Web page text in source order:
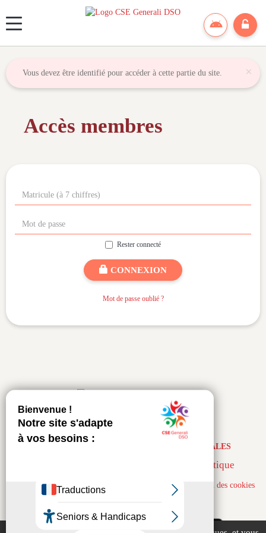
×
Vous devez être identifié pour accéder à cette partie du site.
Accès membres
Rester connecté
CONNEXION
Mot de passe oublié ?
MENTIONS LÉGALES
DIP & ACL Informatique
10 visiteurs actuellement - Page générée en 0.213s - Gestion des cookies
Panneau de gestion des cookies